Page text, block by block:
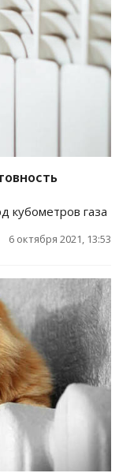
кубометров газа
6 октября 2021, 13:53